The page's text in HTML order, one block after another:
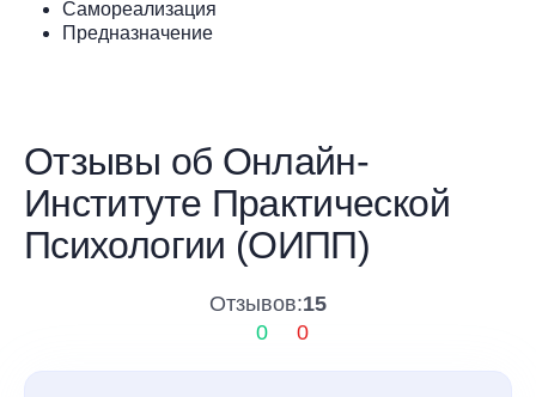
Самореализация
Предназначение
Отзывы об Онлайн-
Институте Практической
Психологии (ОИПП)
Отзывов:15
0
0